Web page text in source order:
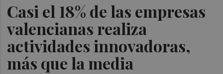
Casi el 18% de las empresas
valencianas realiza
actividades innovadoras,
más que la media